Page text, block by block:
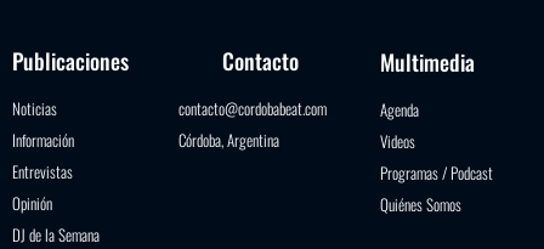
Publicaciones
Noticias
Información
Entrevistas
Opinión
DJ de la Semana
Contacto
contacto@cordobabeat.com
Córdoba, Argentina
Multimedia
Agenda
Videos
Programas / Podcast
Quiénes Somos